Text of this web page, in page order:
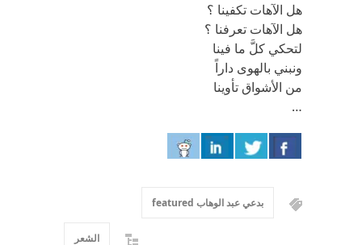
هل الآهات تكفينا ؟
هل الآهات تعرفنا ؟
لتحكي كلَّ ما فينا
ونبني بالهوى داراً
من الأشواق تأوينا
…
بدعي عبد الوهاب featured
الشعر